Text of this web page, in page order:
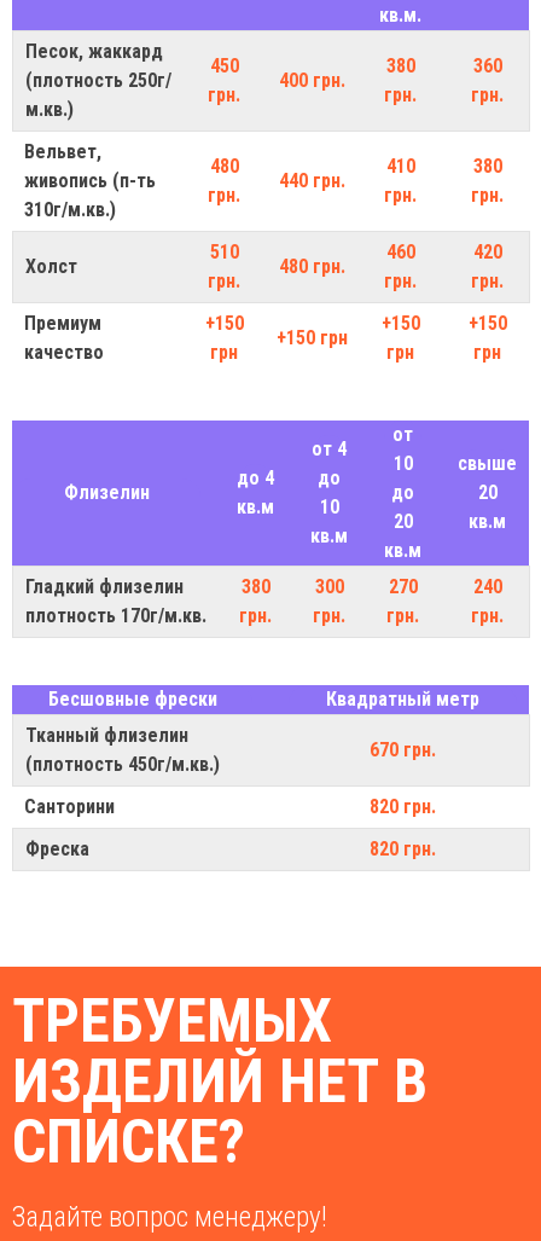
кв.м.
Песок, жаккард
(плотность 250г/
м.кв.)
450
грн.
400 грн.
380
грн.
360
грн.
Вельвет,
живопись (п-ть
310г/м.кв.)
480
грн.
440 грн.
410
грн.
380
грн.
Холст
510
грн.
480 грн.
460
грн.
420
грн.
Премиум
качество
+150
грн
+150 грн
+150
грн
+150
грн
Флизелин
до 4
кв.м
от 4
до
10
кв.м
от
10
до
20
кв.м
свыше
20
кв.м
Гладкий флизелин
плотность 170г/м.кв.
380
грн.
300
грн.
270
грн.
240
грн.
Бесшовные фрески
Квадратный метр
Тканный флизелин
(плотность 450г/м.кв.)
670 грн.
Санторини
820 грн.
Фреска
820 грн.
ТРЕБУЕМЫХ
ИЗДЕЛИЙ НЕТ В
СПИСКЕ?
Задайте вопрос менеджеру!